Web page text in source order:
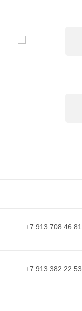
+7 913 708 46 81
+7 913 382 22 53